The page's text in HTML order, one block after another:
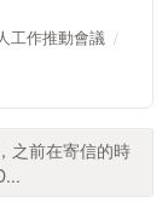
工作推動會議
之前在寄信的時